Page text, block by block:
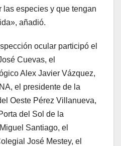
las especies y que tengan
añadió.
ocular participó el
Cuevas, el
Alex Javier Vázquez,
el presidente de la
Oeste Pérez Villanueva,
del Sol de la
Santiago, el
José Mestey, el